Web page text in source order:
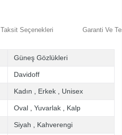
Taksit Seçenekleri Garanti Ve
Güneş Gözlükleri
Davidoff
Kadın Erkek Unisex
Oval Yuvarlak Kalp
Siyah Kahverengi